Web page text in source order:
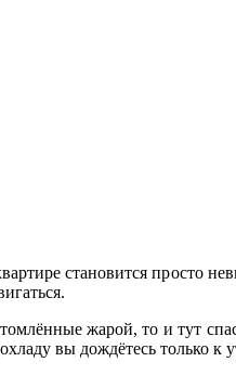
становится просто
жарой, то и тут
вы дождётесь только к